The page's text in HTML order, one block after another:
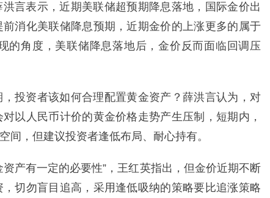
言表示，近期美联储超预期降息落地，国际金价出
消化美联储降息预期，近期金价的上涨更多的属于
的角度，美联储降息落地后，金价反而面临回调压
投资者该如何合理配置黄金资产？薛洪言认为，对
以人民币计价的黄金价格走势产生压制，短期内，
间，但建议投资者逢低布局、耐心持有。
产有一定的必要性”，王红英指出，但金价近期不断
切勿盲目追高，采用逢低吸纳的策略要比追涨策略